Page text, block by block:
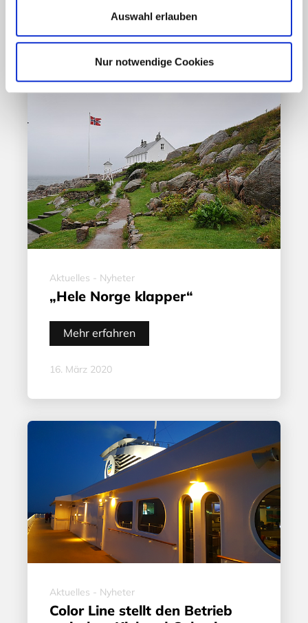
Auswahl erlauben
Nur notwendige Cookies
Aktuelles - Nyheter
„Hele Norge klapper“
Mehr erfahren
16. März 2020
Aktuelles - Nyheter
Color Line stellt den Betrieb